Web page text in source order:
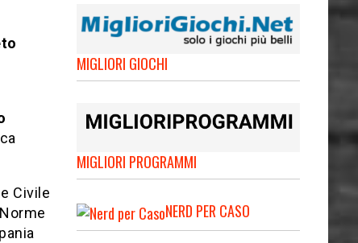
Civile
MIGLIORI GIOCHI
MIGLIORI PROGRAMMI
NERD PER CASO